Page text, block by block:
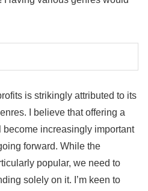
is strikingly attributed to its
I believe that offering a
increasingly important
forward. While the
popular, we need to
solely on it. I’m keen to